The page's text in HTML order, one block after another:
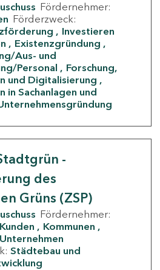
Fördernehmer:
Förderzweck:
Investieren
Existenzgründung
Aus- und
Personal
Forschung,
und Digitalisierung
in Sachanlagen und
-
des
Grüns (ZSP)
Fördernehmer:
Kommunen
Städtebau und